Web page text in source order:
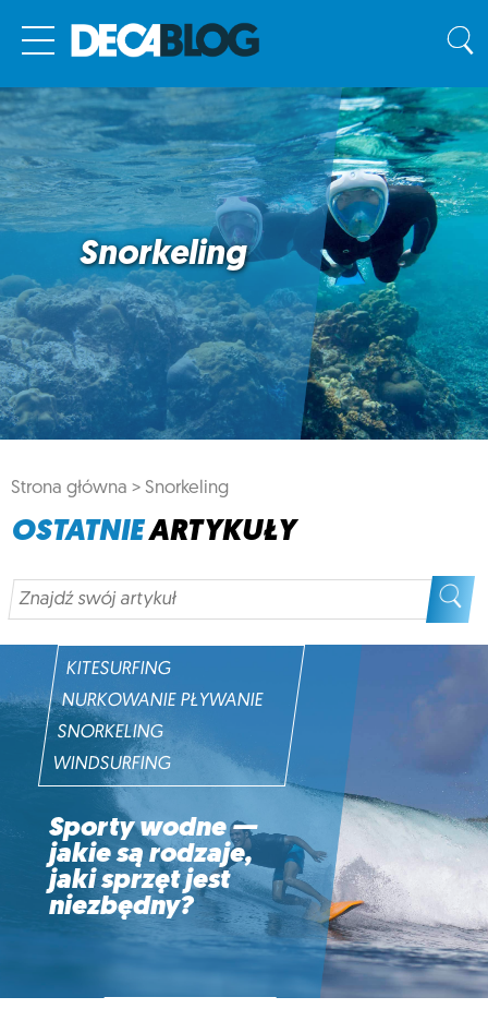
Snorkeling
Strona główna > Snorkeling
OSTATNIEARTYKUŁY
KITESURFING
NURKOWANIE PŁYWANIE
SNORKELING
WINDSURFING
Sporty wodne —
jakie są rodzaje,
jaki sprzęt jest
niezbędny?